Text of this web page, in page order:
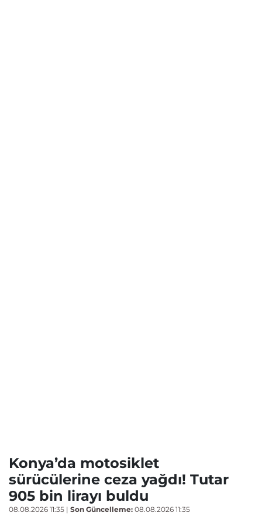
Konya’da motosiklet
sürücülerine ceza yağdı! Tutar
905 bin lirayı buldu
08.08.2026 11:35 | Son Güncelleme: 08.08.2026 11:35